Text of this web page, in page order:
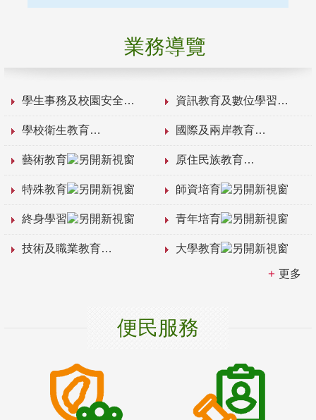
業務導覽
學生事務及校園安全 資訊教育及數位學習
學校衛生教育 國際及兩岸教育
藝術教育 原住民族教育
特殊教育 師資培育
終身學習 青年培育
技術及職業教育 大學教育
更多
便民服務